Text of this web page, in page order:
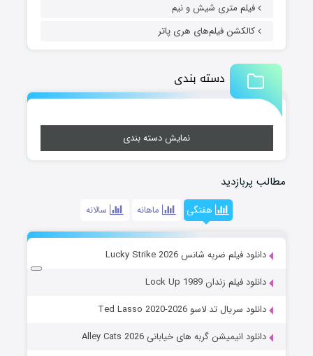
فیلم متری شیش و نیم
کالکشن فیلم‌های هری پاتر
دسته بندی
نمایش دسته بندی
مطالب پربازدید
هفتگی ماهانه سالانه
دانلود فیلم ضربه شانس Lucky Strike 2026
دانلود فیلم زندان Lock Up 1989
دانلود سریال تد لاسو Ted Lasso 2020-2026
دانلود انیمیشن گربه های خیابانی Alley Cats 2026